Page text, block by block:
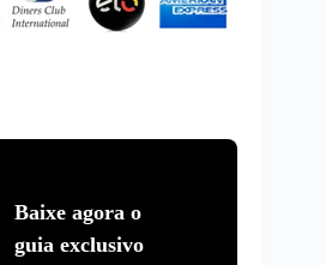
Baixe agora o
guia exclusivo